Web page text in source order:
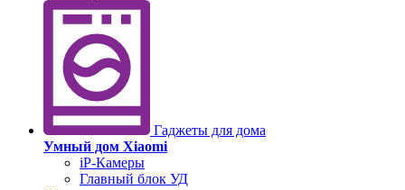
Гаджеты для дома
Умный дом Xiaomi
iP-Камеры
Главный блок УД